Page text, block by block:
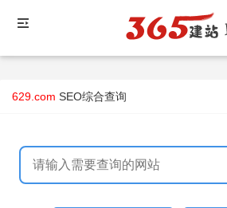
629.com SEO综合查询